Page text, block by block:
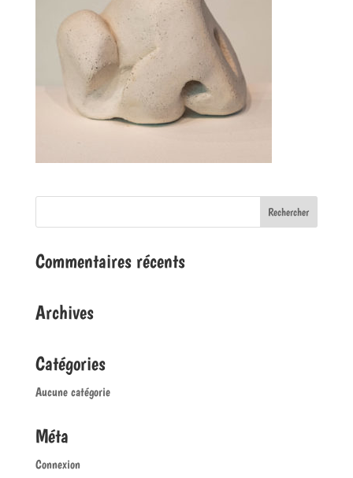
Commentaires récents
Archives
Catégories
Aucune catégorie
Méta
Connexion